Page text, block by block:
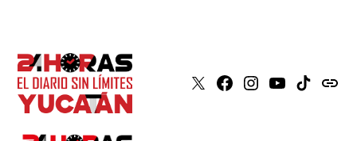
X Faceboook
Instagram
YoutubeTiktokissuu